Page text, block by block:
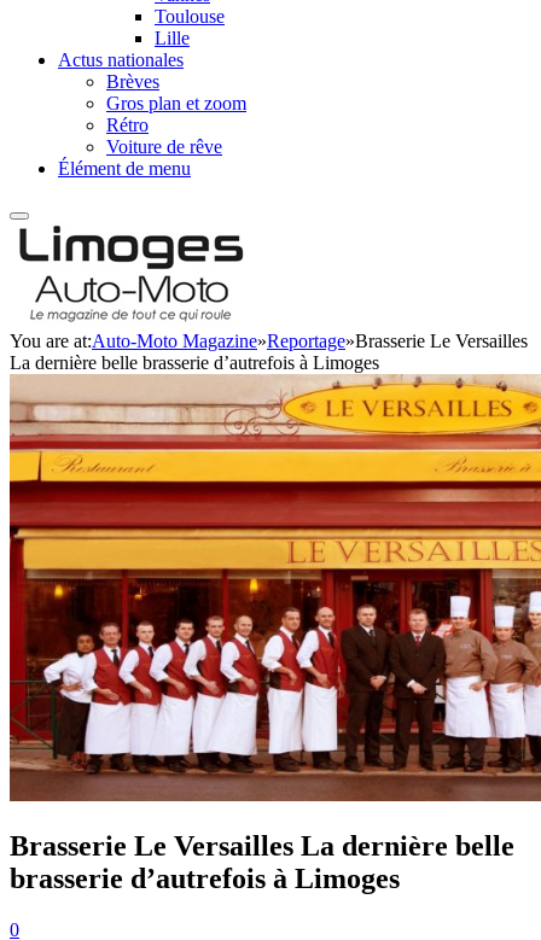
Toulouse
Lille
Actus nationales
Brèves
Gros plan et zoom
Rétro
Voiture de rêve
Élément de menu
You are at:Auto-Moto Magazine»Reportage»Brasserie Le Versailles
La dernière belle brasserie d’autrefois à Limoges
Brasserie Le Versailles La dernière belle
brasserie d’autrefois à Limoges
0